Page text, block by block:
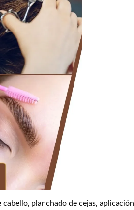
planchado de cejas, aplicación